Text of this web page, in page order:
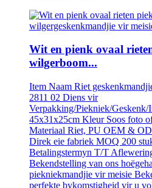
Wit en pienk ovaal
wilgerboom...
Item Naam Riet
2811 02 Diens vir
Verpakking/Piekniek/Geskenk/
45x31x25cm Kleur Soos foto
Materiaal Riet, PU OEM &
Direk eie fabriek MOQ 200
Betalingstermyn T/T
Bekendstelling van ons
piekniekmandjie vir meisie
perfekte bykomstigheid vir u